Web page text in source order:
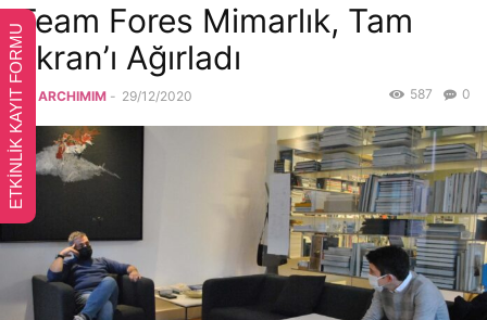
Team Fores Mimarlık, Tam
Ekran’ı Ağırladı
By ARCHIMIM - 29/12/2020 0
587
ETKİNLİK KAYIT FORMU